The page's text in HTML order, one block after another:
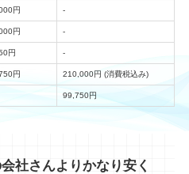
円 -
円 -
円 -
円 210,000円 (消費税込み)
99,750円
社さんよりかなり安く